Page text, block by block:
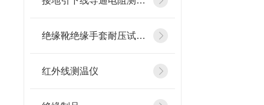
绝缘靴绝缘手套耐压试验装置
红外线测温仪